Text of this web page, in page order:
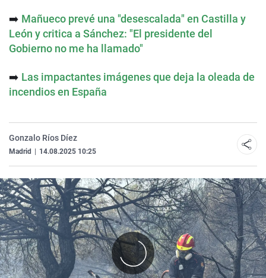
➡️ Mañueco prevé una "desescalada" en Castilla y
León y critica a Sánchez: "El presidente del
Gobierno no me ha llamado"
➡️ Las impactantes imágenes que deja la oleada de
incendios en España
Gonzalo Ríos Díez
Madrid 14.08.2025 10:25